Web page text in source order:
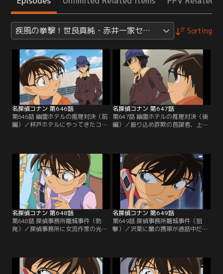
疾風の拳撃！世良真純・赤井一家セレクション Sorting
名探偵コナン 第646話
第646話 幽霊ホテルの推理対決（前
編）／杯戸ホテルにやってきたコナ
駆け付けると、振り込め詐欺の首謀
者、上住が頭から血を流して倒れて
いた。行きのバスでコナンたちと一
緒だった世良が現れ、これは殺人だ
と指摘。世良はコナンと同じ探偵だ
った…。
名探偵コナン 第647話
第647話 幽霊ホテルの推理対決（後
編）／振り込め詐欺の首謀者、上住
がホテルから飛び降りて自殺。だ
住が使っていた車イスについた傷に
注目。さらに現場の状況から犯人が
上住を殺害したトリックを見破る。
ほぼ同時に犯人に気付いた世良は皆
の前で自身の推理を披露する。それ
を聞いたコナンは…。
名探偵コナン 第648話
第648話 探偵事務所籠城事件（勃
発）／探偵事務所に女流作家の光
間だった。先月、未紅は温泉旅館で
手首を切って自殺。沢栗は3人の誰
名探偵コナン 第649話
第649話 探偵事務所籠城事件（狙
撃）／沢栗に蘭の携帯が通話中だっ
から事件の真相に近づいたコナンは
未紅が付けるあだ名の法則にも気付